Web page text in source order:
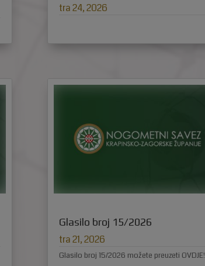
tra 24, 2026
Glasilo broj 15/2026
tra 21, 2026
Glasilo broj 15/2026 možete preuzeti OVDJE!